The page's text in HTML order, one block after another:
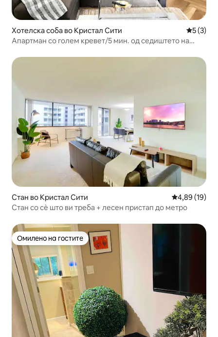
Хотелска соба во Кристал Сити
5 (3)
Апартман со голем кревет/5 мин. од седиштето на
Стан во Кристал Сити Просечна
4,89 (19)
Стан со сѐ што ви треба + лесен пристап до метро
Омилено на гостите
Омилено на гостите